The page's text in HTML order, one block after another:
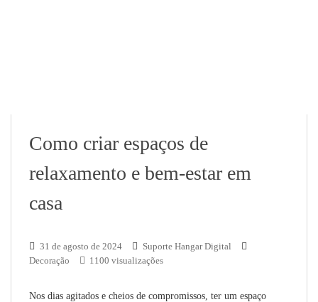
Como criar espaços de
relaxamento e bem-estar em
casa
31 de agosto de 2024
Suporte Hangar Digital
Decoração
1100 visualizações
Nos dias agitados e cheios de compromissos, ter um espaço